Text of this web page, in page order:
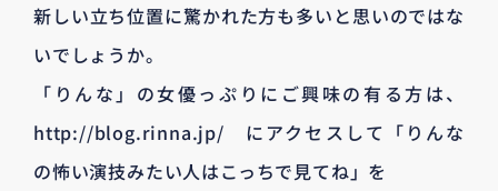
新しい立ち位置に驚かれた方も多いと思いのではな
いでしょうか。
「りんな」の女優っぷりにご興味の有る方は、
http://blog.rinna.jp/ にアクセスして「りんな
の怖い演技みたい人はこっちで見てね」を